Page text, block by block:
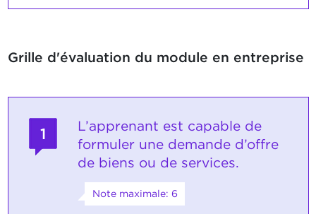
Grille d'évaluation du module en entreprise
1
L’apprenant est capable de
formuler une demande d’offre
de biens ou de services.
Note maximale: 6